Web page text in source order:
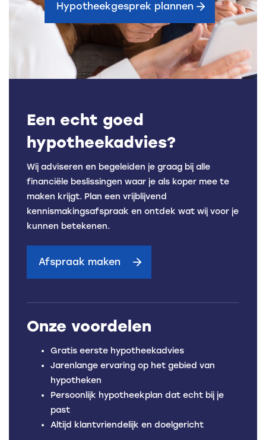
Hypotheekgesprek plannen
Een echt goed
hypotheekadvies?
Wij adviseren en begeleiden je graag bij alle
financiële beslissingen waar je als koper mee te
maken krijgt. Plan een vrijblijvend
kennismakingsafspraak en ontdek wat wij voor je
kunnen betekenen.
Afspraak maken
Onze voordelen
Gratis eerste hypotheekadvies
Jarenlange ervaring op het gebied van
hypotheken
Persoonlijk hypotheekplan dat echt bij je
past
Altijd klantvriendelijk en doelgericht